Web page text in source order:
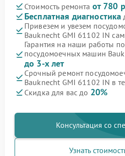
Стоимость ремонта от 780
Бесплатная диагностика
Привезем и увезем
Bauknecht GMI 61102 IN
Гарантия на наши работы
посудомоечных машин
до 3-х лет
Срочный ремонт
Bauknecht GMI 61102 IN в
Скидка для вас до 20%
Консультация со
Узнать